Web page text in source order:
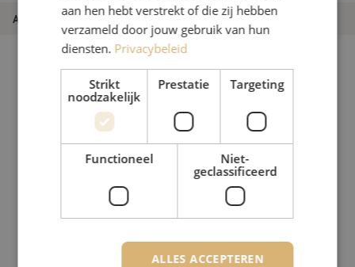
Artikelnummer M20000069
aan hen hebt verstrekt of die zij hebben
verzameld door jouw gebruik van hun
diensten. Privacybeleid
Strikt
noodzakelijk
Prestatie Targeting
Functioneel
Niet-
geclassificeerd
ALLES ACCEPTEREN